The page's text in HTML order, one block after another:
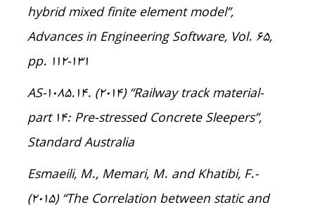
hybrid mixed finite element model”,
Advances in Engineering Software, Vol. 65,
pp. 112-131
-AS-1085.14. (2014) “Railway track material
part 14: Pre-stressed Concrete Sleepers”,
Standard Australia
-Esmaeili, M., Memari, M. and Khatibi, F.
(2015) “The Correlation between static and